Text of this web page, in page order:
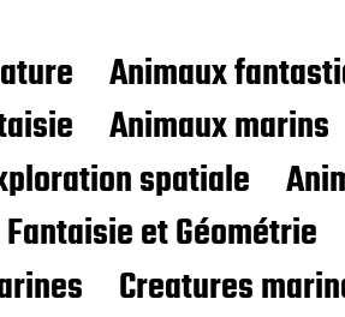
Animaux
Animaux marins
spatiale
Fantaisie et Géométrie
Creatures